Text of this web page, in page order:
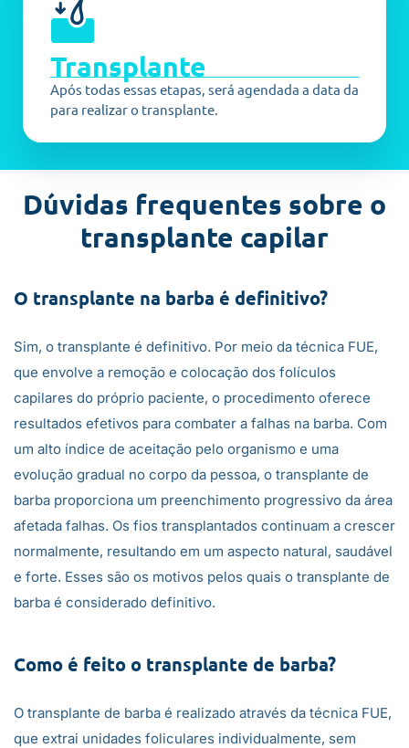
Transplante
Após todas essas etapas, será agendada a data da
para realizar o transplante.
Dúvidas frequentes sobre o
transplante capilar
O transplante na barba é definitivo?
Sim, o transplante é definitivo. Por meio da técnica FUE,
que envolve a remoção e colocação dos folículos
capilares do próprio paciente, o procedimento oferece
resultados efetivos para combater a falhas na barba. Com
um alto índice de aceitação pelo organismo e uma
evolução gradual no corpo da pessoa, o transplante de
barba proporciona um preenchimento progressivo da área
afetada falhas. Os fios transplantados continuam a crescer
normalmente, resultando em um aspecto natural, saudável
e forte. Esses são os motivos pelos quais o transplante de
barba é considerado definitivo.
Como é feito o transplante de barba?
O transplante de barba é realizado através da técnica FUE,
que extrai unidades foliculares individualmente, sem